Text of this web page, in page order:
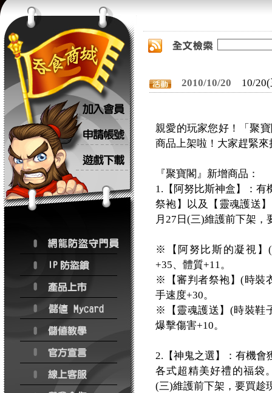
2010/10/20 10/
親愛的玩家您好！「聚
商品上架啦！大家趕緊
『聚寶閣』新增商品：
1.【阿努比斯神盒】：
祭袍】以及【靈魂護送
月27日(三)維護前下架，
※【阿努比斯的凝視】
+35、體質+11。
※【審判者祭袍】(時裝
手速度+30。
※【靈魂護送】(時裝鞋
爆擊傷害+10。
2.【神鬼之選】：有機會
各式超精美好禮的福袋
(三)維護前下架，要買趁